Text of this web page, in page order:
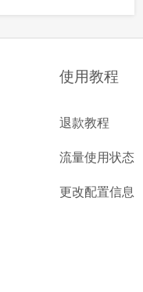
使用教程
退款教程
流量使用状态
更改配置信息